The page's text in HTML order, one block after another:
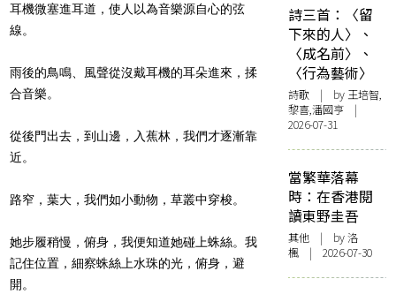
耳機微塞進耳道，使人以為音樂源自心的弦
線。
雨後的鳥鳴、風聲從沒戴耳機的耳朵進來，揉
合音樂。
從後門出去，到山邊，入蕉林，我們才逐漸靠
近。
路窄，葉大，我們如小動物，草叢中穿梭。
她步履稍慢，俯身，我便知道她碰上蛛絲。我
記住位置，細察蛛絲上水珠的光，俯身，避
開。
詩三首：〈留
下來的人〉、
〈成名前〉、
〈行為藝術〉
詩歌 | by 王培智,
黎喜,潘國亨 |
2026-07-31
當繁華落幕
時：在香港閱
讀東野圭吾
其他 | by洛
楓 | 2026-07-30